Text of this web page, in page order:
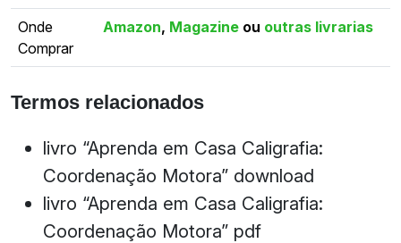
Onde
Comprar
Amazon, Magazine ou outras livrarias
Termos relacionados
livro “Aprenda em Casa Caligrafia:
Coordenação Motora” download
livro “Aprenda em Casa Caligrafia:
Coordenação Motora” pdf